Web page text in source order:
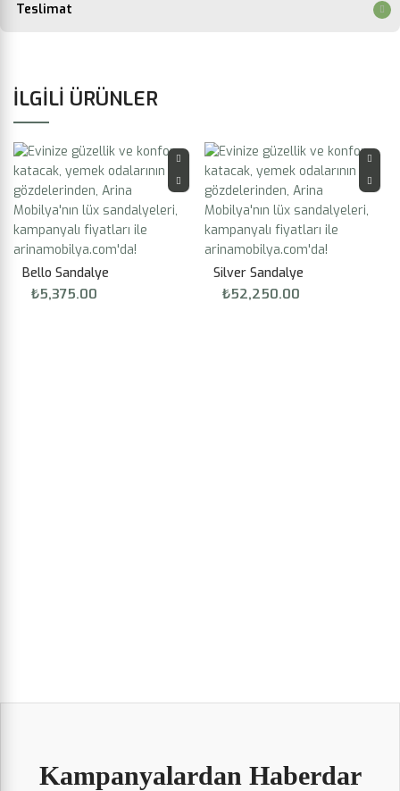
Teslimat
İLGILI ÜRÜNLER
Bello Sandalye
₺5,375.00
Silver Sandalye
₺52,250.00
Kampanyalardan Haberdar